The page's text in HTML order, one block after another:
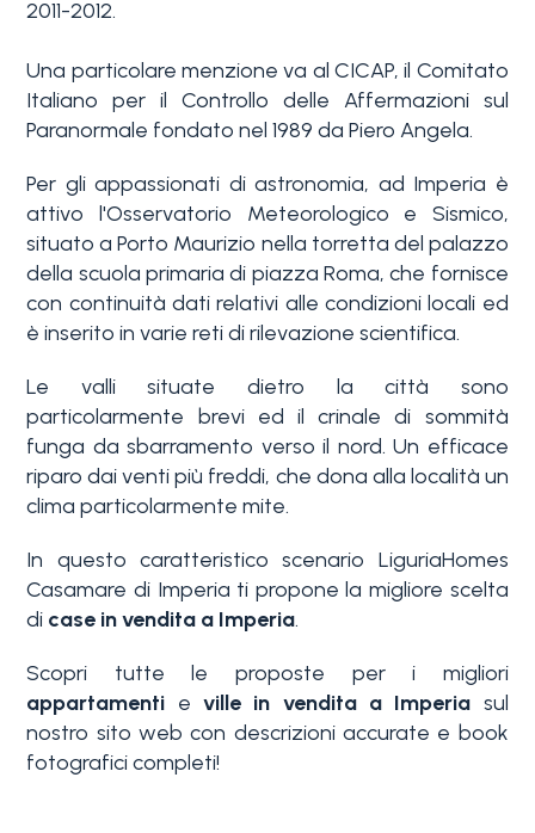
2011-2012.
Una particolare menzione va al CICAP, il Comitato
Italiano per il Controllo delle Affermazioni sul
Paranormale fondato nel 1989 da Piero Angela.
Per gli appassionati di astronomia, ad Imperia è
attivo l'Osservatorio Meteorologico e Sismico,
situato a Porto Maurizio nella torretta del palazzo
della scuola primaria di piazza Roma, che fornisce
con continuità dati relativi alle condizioni locali ed
è inserito in varie reti di rilevazione scientifica.
Le valli situate dietro la città sono
particolarmente brevi ed il crinale di sommità
funga da sbarramento verso il nord. Un efficace
riparo dai venti più freddi, che dona alla località un
clima particolarmente mite.
In questo caratteristico scenario LiguriaHomes
Casamare di Imperia ti propone la migliore scelta
di case in vendita a Imperia.
Scopri tutte le proposte per i migliori
appartamenti e ville in vendita a Imperia sul
nostro sito web con descrizioni accurate e book
fotografici completi!
Balcone/Terrazzo
Ascensore
Piscina
Vista mare